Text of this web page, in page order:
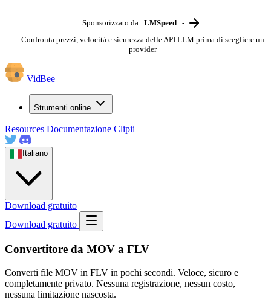
Sponsorizzato da LMSpeed
-
Confronta prezzi, velocità e sicurezza delle API LLM prima di scegliere un
provider
VidBee
Strumenti online
Resources Documentazione Clipii
Italiano
Download gratuito
Download gratuito
Convertitore da MOV a FLV
Converti file MOV in FLV in pochi secondi. Veloce, sicuro e
completamente privato. Nessuna registrazione, nessun costo,
nessuna limitazione nascosta.